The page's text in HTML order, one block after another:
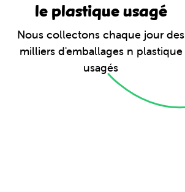
le plastique usagé
Nous collectons chaque jour des
milliers d'emballages n plastique
usagés